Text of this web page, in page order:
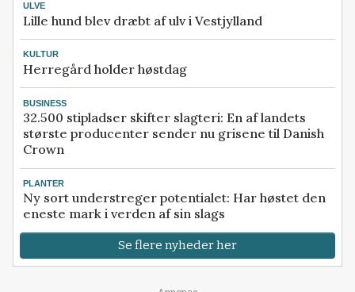
ULVE
Lille hund blev dræbt af ulv i Vestjylland
KULTUR
Herregård holder høstdag
BUSINESS
32.500 stipladser skifter slagteri: En af landets
største producenter sender nu grisene til Danish
Crown
PLANTER
Ny sort understreger potentialet: Har høstet den
eneste mark i verden af sin slags
Se flere nyheder her